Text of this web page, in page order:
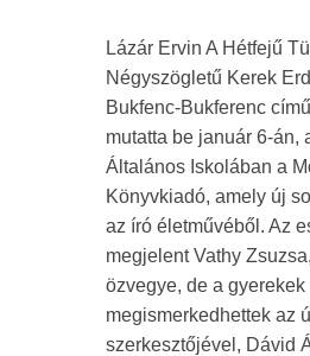
Lázár Ervin A Hétfejű
Négyszögletű Kerek
Bukfenc-Bukferenc
mutatta be január 6-án,
Általános Iskolában a
Könyvkiadó, amely új
az író életművéből. Az
megjelent Vathy
özvegye, de a gyerekek
megismerkedhettek az
szerkesztőjével, Dávid